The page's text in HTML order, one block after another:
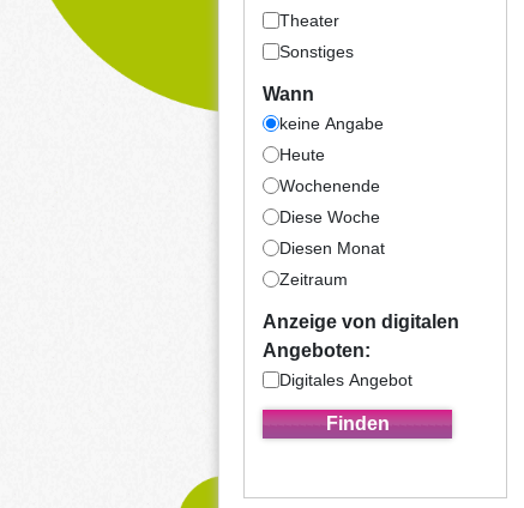
Theater
Sonstiges
Wann
keine Angabe
Heute
Wochenende
Diese Woche
Diesen Monat
Zeitraum
Anzeige von digitalen
Angeboten:
Digitales Angebot